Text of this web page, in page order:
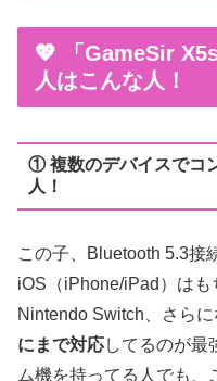
💖 「GameSir
人はこんな人！
① 複数のデバイスでコ
人！
この子、Bluetooth 5.3接
iOS（iPhone/iPad）はも
Nintendo Switch、さらに
にまで対応してるのが最
ム機を持ってる人でも